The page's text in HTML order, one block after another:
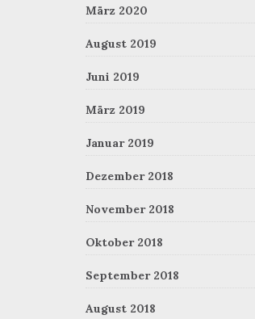
März 2020
August 2019
Juni 2019
März 2019
Januar 2019
Dezember 2018
November 2018
Oktober 2018
September 2018
August 2018